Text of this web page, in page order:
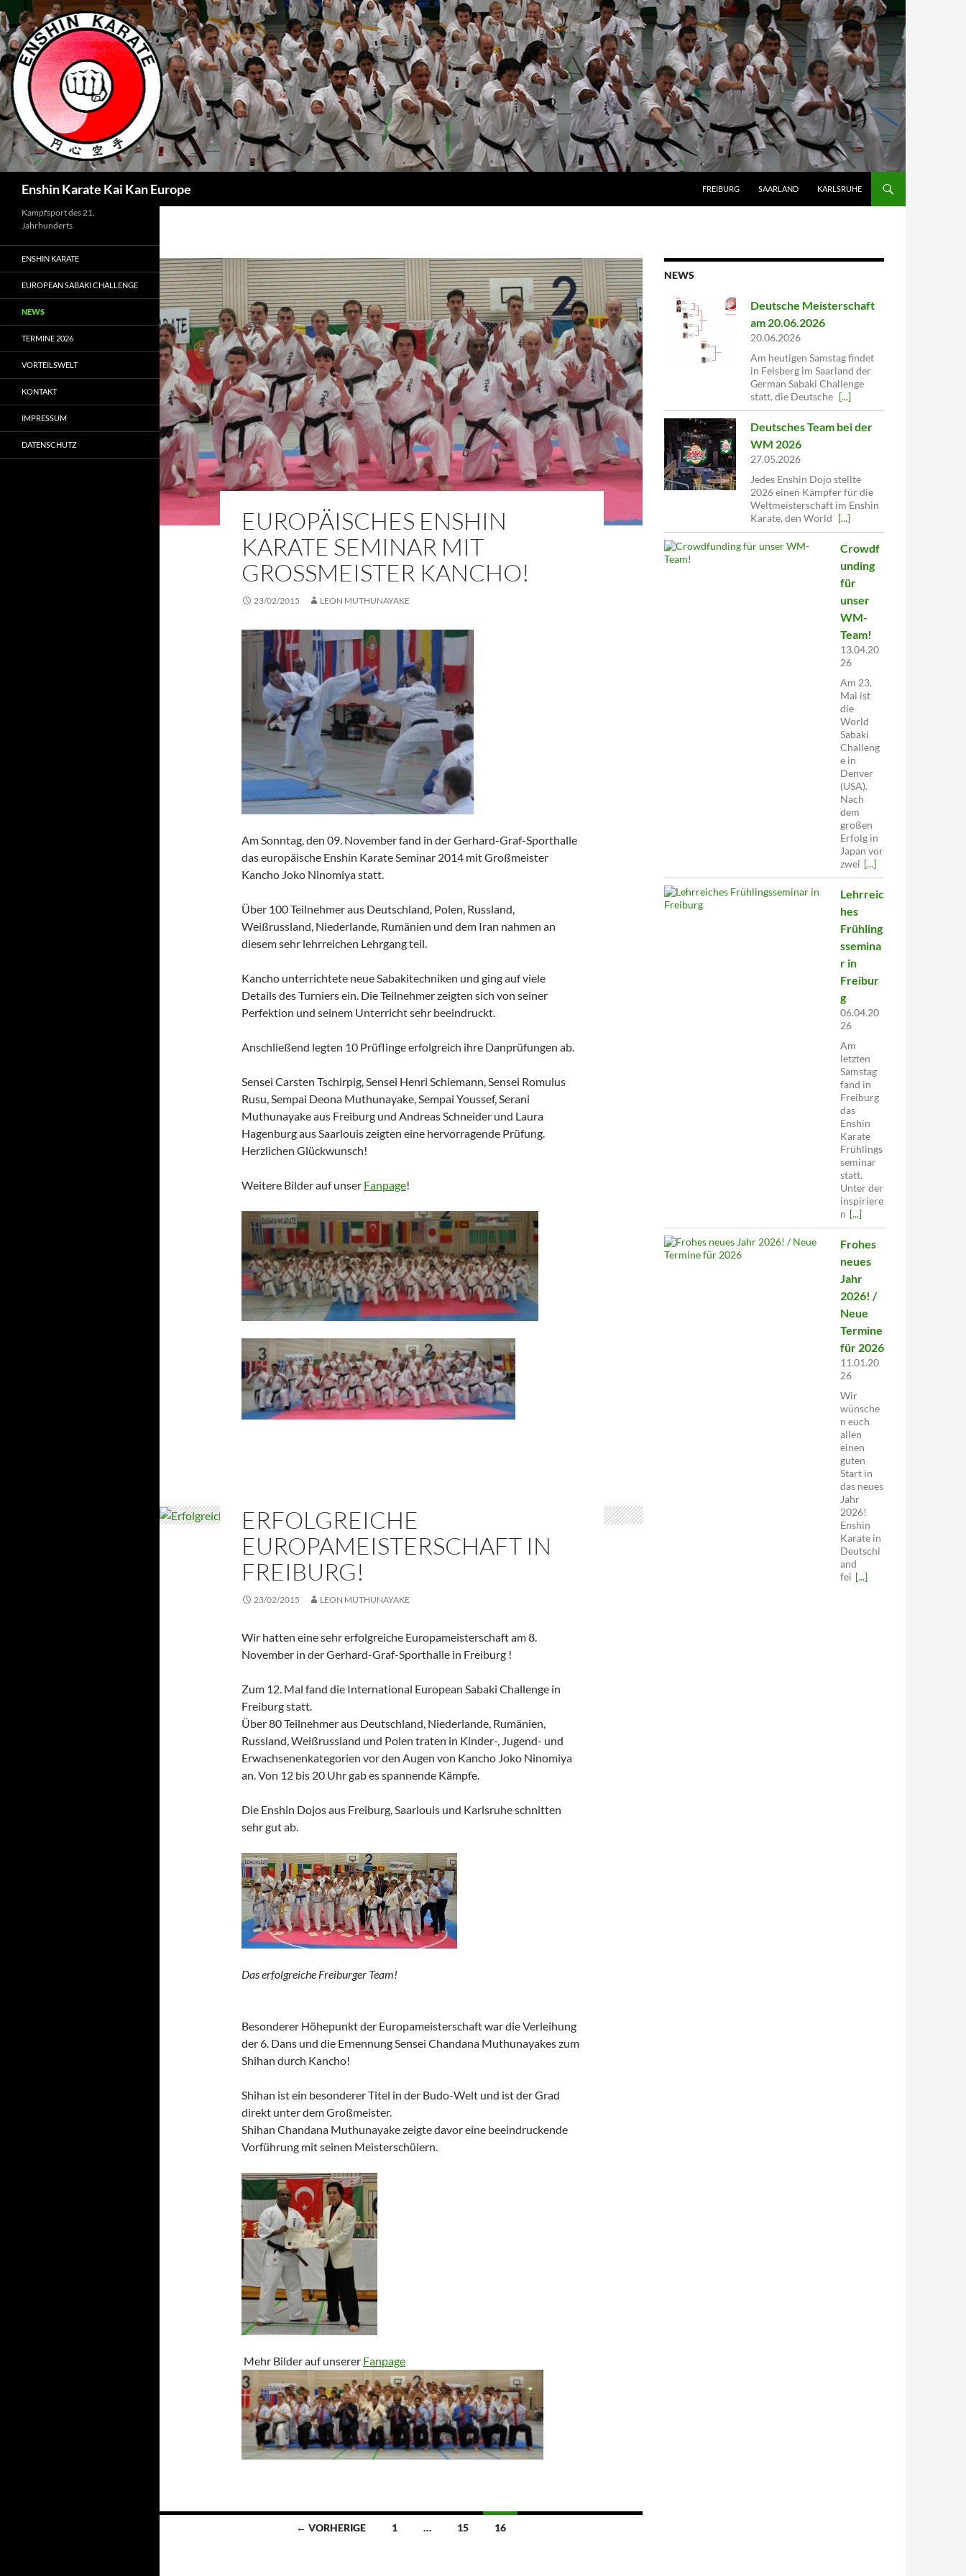
Zum
Inhalt
springen
Enshin Karate Kai Kan Europe FREIBURG SAARLAND KARLSRUHE
EUROPÄISCHES ENSHIN
KARATE SEMINAR MIT
GROSSMEISTER KANCHO!
23/02/2015 LEON MUTHUNAYAKE
Am Sonntag, den 09. November fand in der Gerhard-Graf-Sporthalle
das europäische Enshin Karate Seminar 2014 mit Großmeister
Kancho Joko Ninomiya statt.
Über 100 Teilnehmer aus Deutschland, Polen, Russland,
Weißrussland, Niederlande, Rumänien und dem Iran nahmen an
diesem sehr lehrreichen Lehrgang teil.
Kancho unterrichtete neue Sabakitechniken und ging auf viele
Details des Turniers ein. Die Teilnehmer zeigten sich von seiner
Perfektion und seinem Unterricht sehr beeindruckt.
Anschließend legten 10 Prüflinge erfolgreich ihre Danprüfungen ab.
Sensei Carsten Tschirpig, Sensei Henri Schiemann, Sensei Romulus
Rusu, Sempai Deona Muthunayake, Sempai Youssef, Serani
Muthunayake aus Freiburg und Andreas Schneider und Laura
Hagenburg aus Saarlouis zeigten eine hervorragende Prüfung.
Herzlichen Glückwunsch!
Weitere Bilder auf unser Fanpage!
ERFOLGREICHE
EUROPAMEISTERSCHAFT IN
FREIBURG!
23/02/2015 LEON MUTHUNAYAKE
Wir hatten einesehr erfolgreiche Europameisterschaft am 8.
November in der Gerhard-Graf-Sporthalle in Freiburg !
Zum 12. Mal fand die International European Sabaki Challenge in
Freiburg statt.
Über 80 Teilnehmer aus Deutschland, Niederlande, Rumänien,
Russland, Weißrussland und Polen traten in Kinder-, Jugend- und
Erwachsenenkategorien vor den Augen von Kancho Joko Ninomiya
an. Von 12 bis 20 Uhr gab es spannende Kämpfe.
Die Enshin Dojos aus Freiburg, Saarlouis und Karlsruhe schnitten
sehr gut ab.
Das erfolgreiche Freiburger Team!
Besonderer Höhepunkt der Europameisterschaft war die Verleihung
der 6. Dans und die Ernennung Sensei Chandana Muthunayakes zum
Shihan durch Kancho!
Shihan ist ein besonderer Titel in der Budo-Welt und ist der Grad
direkt unter dem Großmeister.
Shihan Chandana Muthunayake zeigte davor eine beeindruckende
Vorführung mit seinen Meisterschülern.
Mehr Bilder auf unserer Fanpage
Beitragsnavigation← VORHERIGE 1 … 15 16
NEWS
Deutsche Meisterschaft
am 20.06.2026
20.06.2026
Am heutigen Samstag findet
in Felsberg im Saarland der
German Sabaki Challenge
statt, die Deutsche [...]
Deutsches Team bei der
WM 2026
27.05.2026
Jedes Enshin Dojo stellte
2026 einen Kämpfer für die
Weltmeisterschaft im Enshin
Karate, den World [...]
Crowdf
unding
für
unser
WM-
Team!
13.04.20
26
Am 23.
Mai ist
die
World
Sabaki
Challeng
e in
Denver
(USA).
Nach
dem
großen
Erfolg in
Japan vor
zwei [...]
Lehrreic
hes
Frühling
ssemina
r in
Freibur
g
06.04.20
26
Am
letzten
Samstag
fand in
Freiburg
das
Enshin
Karate
Frühlings
seminar
statt.
Unter der
inspiriere
n [...]
Frohes
neues
Jahr
2026! /
Neue
Termine
für 2026
11.01.20
26
Wir
wünsche
n euch
allen
einen
guten
Start in
das neues
Jahr
2026!
Enshin
Karate in
Deutschl
and
fei [...]
Kampfsport des 21.
Jahrhunderts
ENSHIN KARATE
EUROPEAN SABAKI CHALLENGE
NEWS
TERMINE 2026
VORTEILSWELT
KONTAKT
IMPRESSUM
DATENSCHUTZ